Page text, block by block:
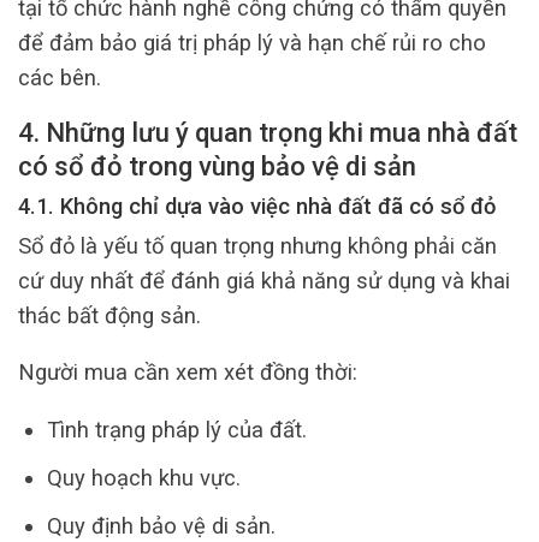
tại tổ chức hành nghề công chứng có thẩm quyền
để đảm bảo giá trị pháp lý và hạn chế rủi ro cho
các bên.
4. Những lưu ý quan trọng khi mua nhà đất
có sổ đỏ trong vùng bảo vệ di sản
4.1. Không chỉ dựa vào việc nhà đất đã có sổ đỏ
Sổ đỏ là yếu tố quan trọng nhưng không phải căn
cứ duy nhất để đánh giá khả năng sử dụng và khai
thác bất động sản.
Người mua cần xem xét đồng thời:
Tình trạng pháp lý của đất.
Quy hoạch khu vực.
Quy định bảo vệ di sản.